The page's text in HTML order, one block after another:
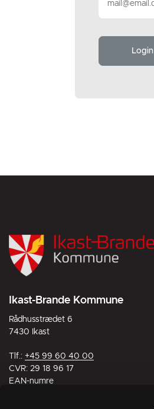
Login
Ikast-Brande Kommune
Rådhusstrædet 6
7430 Ikast
Tlf.: +45 99 60 40 00
CVR: 29 18 96 17
EAN-numre